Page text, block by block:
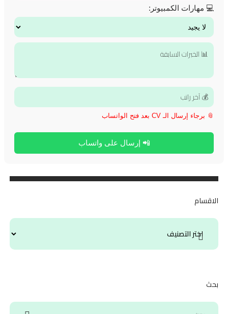
💻 مهارات الكمبيوتر:
📎 برجاء إرسال الـ CV بعد فتح الواتساب
📲 إرسال على واتساب
الاقسام
بحث